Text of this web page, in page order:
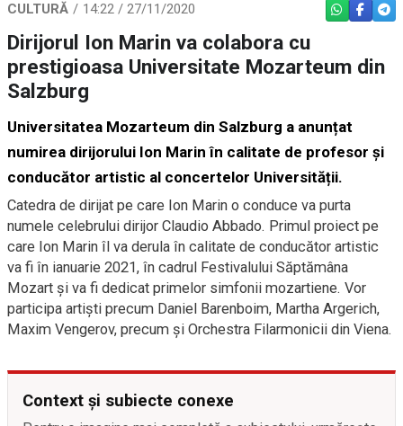
CULTURĂ 14:22 / 27/11/2020 WHATSAPP
Dirijorul Ion Marin va colabora cu
prestigioasa Universitate Mozarteum din
Salzburg
Universitatea Mozarteum din Salzburg a anunțat
numirea dirijorului Ion Marin în calitate de profesor și
conducător artistic al concertelor Universității.
Catedra de dirijat pe care Ion Marin o conduce va purta
numele celebrului dirijor Claudio Abbado. Primul proiect pe
care Ion Marin îl va derula în calitate de conducător artistic
va fi în ianuarie 2021, în cadrul Festivalului Săptămâna
Mozart și va fi dedicat primelor simfonii mozartiene. Vor
participa artiști precum Daniel Barenboim, Martha Argerich,
Maxim Vengerov, precum și Orchestra Filarmonicii din Viena.
Context și subiecte conexe